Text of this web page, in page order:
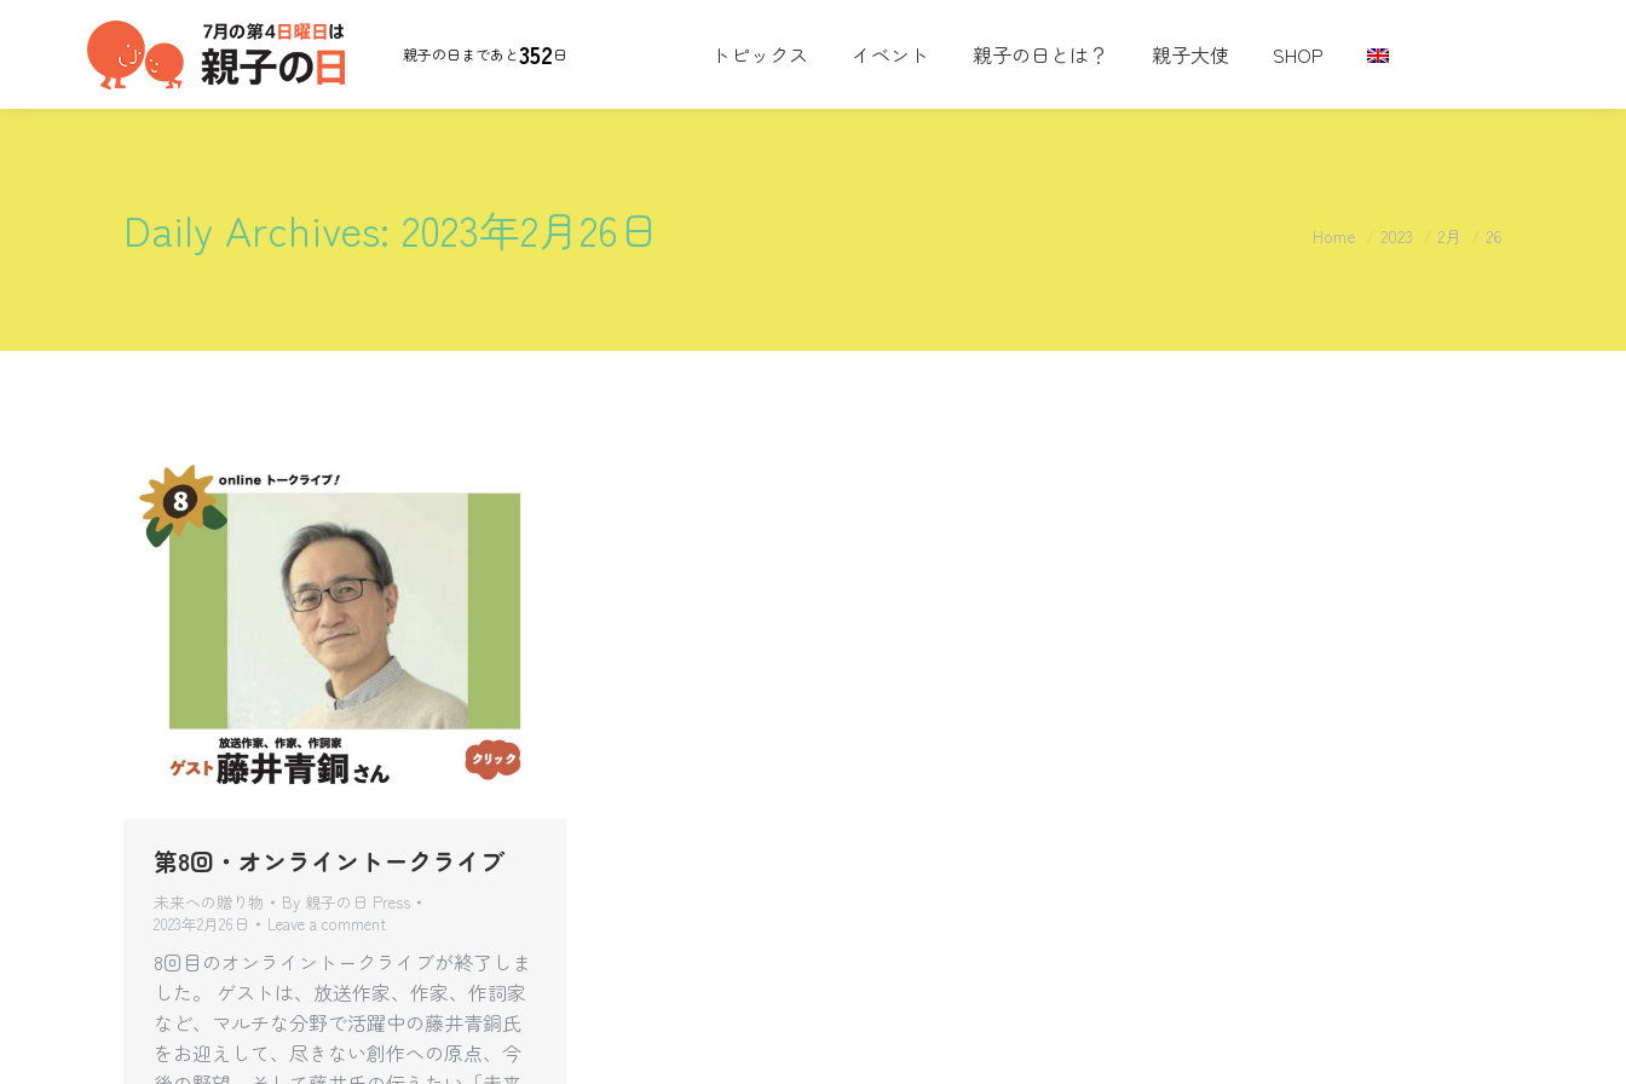
親子の日まであと352日 トピックス イベント 親子の日とは？ 親子大使 SHOP
Daily Archives: 2023年2月26日 You are here:
Home 2023 2月 26
第8回・オンライントークライブ
未来への贈り物 By 親子の日 Press
2023年2月26日
Leave a comment
8回目のオンライントークライブが終了しま
した。 ゲストは、放送作家、作家、作詞家
など、マルチな分野で活躍中の藤井青銅氏
をお迎えして、尽きない創作への原点、今